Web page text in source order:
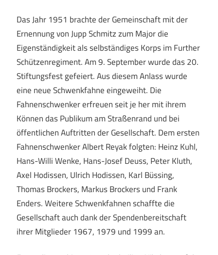
Das Jahr 1951 brachte der Gemeinschaft mit der
Ernennung von Jupp Schmitz zum Major die
Eigenständigkeit als selbständiges Korps im Further
Schützenregiment. Am 9. September wurde das 20.
Stiftungsfest gefeiert. Aus diesem Anlass wurde
eine neue Schwenkfahne eingeweiht. Die
Fahnenschwenker erfreuen seit je her mit ihrem
Können das Publikum am Straßenrand und bei
öffentlichen Auftritten der Gesellschaft. Dem ersten
Fahnenschwenker Albert Reyak folgten: Heinz Kuhl,
Hans-Willi Wenke, Hans-Josef Deuss, Peter Kluth,
Axel Hodissen, Ulrich Hodissen, Karl Büssing,
Thomas Brockers, Markus Brockers und Frank
Enders. Weitere Schwenkfahnen schaffte die
Gesellschaft auch dank der Spendenbereitschaft
ihrer Mitglieder 1967, 1979 und 1999 an.